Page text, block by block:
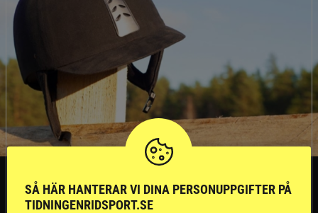
SÅ HÄR HANTERAR VI DINA PERSONUPPGIFTER PÅ
TIDNINGENRIDSPORT.SE